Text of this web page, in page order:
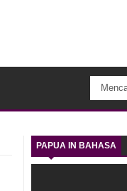
PAPUA IN BAHASA